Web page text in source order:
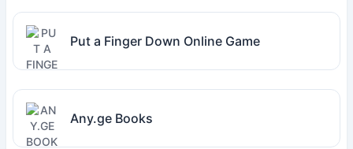
Put a Finger Down Online Game
Any.ge Books